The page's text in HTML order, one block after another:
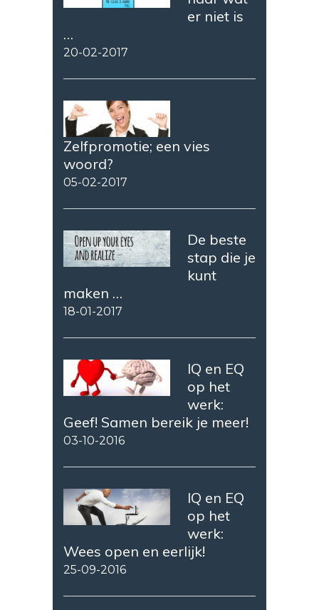
er niet is
…
20-02-2017
Zelfpromotie; een vies
woord?
05-02-2017
De beste
stap die je
kunt
maken …
18-01-2017
IQ en EQ
op het
werk:
Geef! Samen bereik je meer!
03-10-2016
IQ en EQ
op het
werk:
Wees open en eerlijk!
25-09-2016